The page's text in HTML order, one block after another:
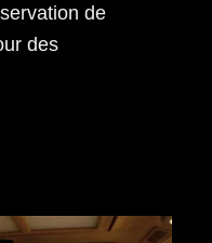
de
des